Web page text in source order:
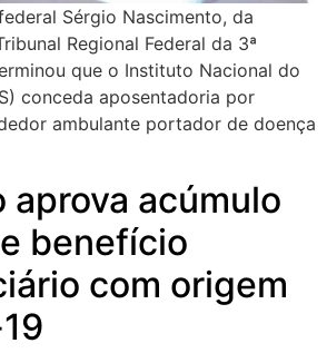
Sérgio Nascimento, da
Regional Federal da 3ª
que o Instituto Nacional do
conceda aposentadoria por
ambulante portador de doença
aprova acúmulo
benefício
com origem